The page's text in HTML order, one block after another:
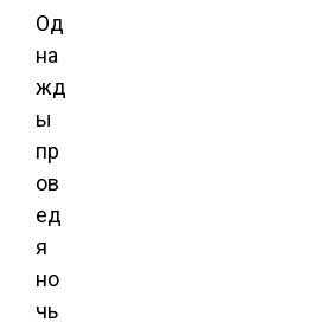
Од
на
жд
ы
пр
ов
ед
я
но
чь